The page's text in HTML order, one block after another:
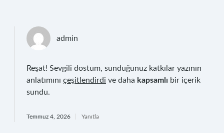
admin
Reşat! Sevgili dostum, sunduğunuz katkılar yazının
anlatımını çeşitlendirdi ve daha kapsamlı bir içerik
sundu.
Temmuz 4, 2026 Yanıtla